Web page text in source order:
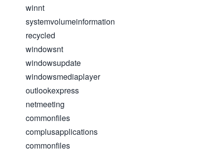
winnt
systemvolumeinformation
recycled
windowsnt
windowsupdate
windowsmediaplayer
outlookexpress
netmeeting
commonfiles
complusapplications
commonfiles